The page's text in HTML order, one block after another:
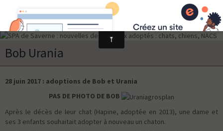
Bob Urania
28 juin 2017 : adoptions de Bob et Urania
PAS DE PHOTO DE BOB
Après le décès de leur chat (Hapine, adoptée en 2013), une dame et
ses 3 enfants souhaitait adopter à nouveau un chaton.